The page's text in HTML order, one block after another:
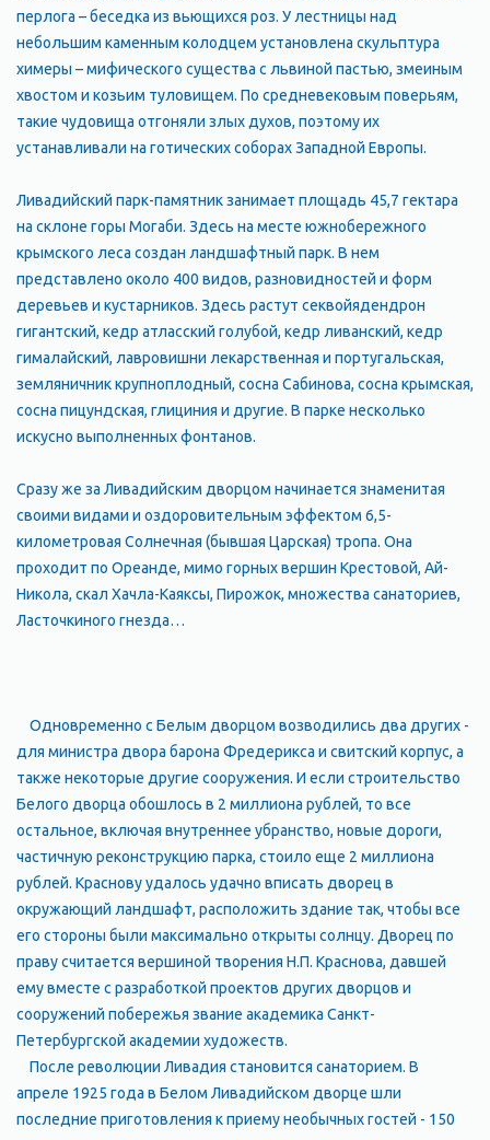
перлога – беседка из вьющихся роз. У лестницы над
небольшим каменным колодцем установлена скульптура
химеры – мифического существа с львиной пастью, змеиным
хвостом и козьим туловищем. По средневековым поверьям,
такие чудовища отгоняли злых духов, поэтому их
устанавливали на готических соборах Западной Европы.
Ливадийский парк-памятник занимает площадь 45,7 гектара
на склоне горы Могаби. Здесь на месте южнобережного
крымского леса создан ландшафтный парк. В нем
представлено около 400 видов, разновидностей и форм
деревьев и кустарников. Здесь растут секвойядендрон
гигантский, кедр атласский голубой, кедр ливанский, кедр
гималайский, лавровишни лекарственная и португальская,
земляничник крупноплодный, сосна Сабинова, сосна крымская,
сосна пицундская, глициния и другие. В парке несколько
искусно выполненных фонтанов.
Сразу же за Ливадийским дворцом начинается знаменитая
своими видами и оздоровительным эффектом 6,5-
километровая Солнечная (бывшая Царская) тропа. Она
проходит по Ореанде, мимо горных вершин Крестовой, Ай-
Никола, скал Хачла-Каяксы, Пирожок, множества санаториев,
Ласточкиного гнезда…
Одновременно с Белым дворцом возводились два других -
для министра двора барона Фредерикса и свитский корпус, а
также некоторые другие сооружения. И если строительство
Белого дворца обошлось в 2 миллиона рублей, то все
остальное, включая внутреннее убранство, новые дороги,
частичную реконструкцию парка, стоило еще 2 миллиона
рублей. Краснову удалось удачно вписать дворец в
окружающий ландшафт, расположить здание так, чтобы все
его стороны были максимально открыты солнцу. Дворец по
праву считается вершиной творения Н.П. Краснова, давшей
ему вместе с разработкой проектов других дворцов и
сооружений побережья звание академика Санкт-
Петербургской академии художеств.
После революции Ливадия становится санаторием. В
апреле 1925 года в Белом Ливадийском дворце шли
последние приготовления к приему необычных гостей - 150